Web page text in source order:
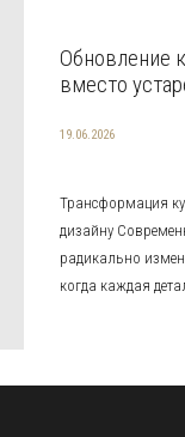
Обновление
вместо
19.06.2026
Трансформация
дизайну
радикально
когда каждая